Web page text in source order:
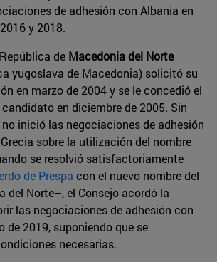
de adhesión con Albania en
y 2018.
de Macedonia del Norte
yugoslava de Macedonia) solicitó su
en marzo de 2004 y se le concedió el
en diciembre de 2005. Sin
inició las negociaciones de adhesión
sobre la utilización del nombre
se resolvió satisfactoriamente
de Prespa con el nuevo nombre del
del Norte–, el Consejo acordó la
las negociaciones de adhesión con
de 2019, suponiendo que se
necesarias.